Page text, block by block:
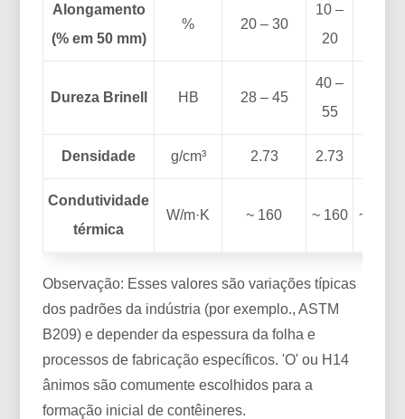
Alongamento
(% em 50 mm)
% 20 – 30
10 –
20
Dureza Brinell HB 28 – 45
40 –
55
Densidade g/cm³ 2.73 2.73
Condutividade
térmica
W/m·K ~ 160 ~ 160 ~ 160
Observação: Esses valores são variações típicas
dos padrões da indústria (por exemplo., ASTM
B209) e depender da espessura da folha e
processos de fabricação específicos. 'O' ou H14
ânimos são comumente escolhidos para a
formação inicial de contêineres.